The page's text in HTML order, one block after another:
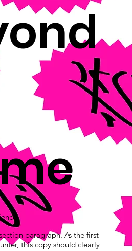
paragraph. As the first
this copy should clearly